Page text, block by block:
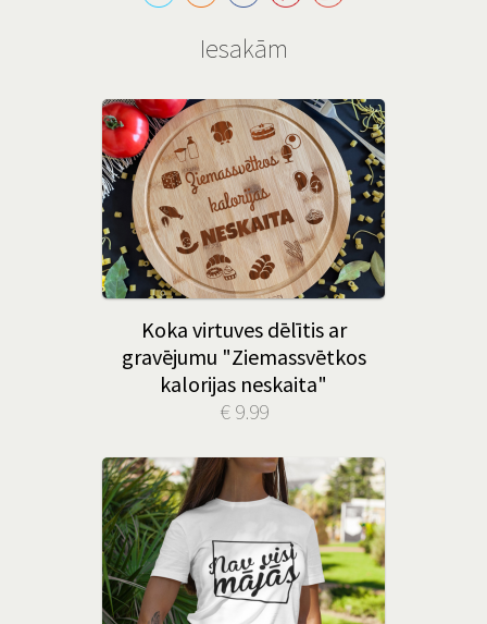
Iesakām
Koka virtuves dēlītis ar
gravējumu "Ziemassvētkos
kalorijas neskaita"
€ 9.99